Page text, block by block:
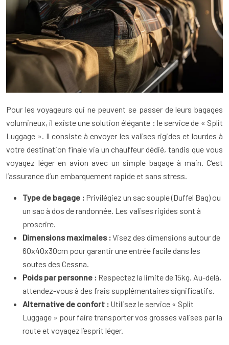
Pour les voyageurs qui ne peuvent se passer de leurs bagages
volumineux, il existe une solution élégante : le service de « Split
Luggage ». Il consiste à envoyer les valises rigides et lourdes à
votre destination finale via un chauffeur dédié, tandis que vous
voyagez léger en avion avec un simple bagage à main. C’est
l’assurance d’un embarquement rapide et sans stress.
Type de bagage : Privilégiez un sac souple (Duffel Bag) ou
un sac à dos de randonnée. Les valises rigides sont à
proscrire.
Dimensions maximales :Visez des dimensions autour de
60x40x30cm pour garantir une entrée facile dans les
soutes des Cessna.
Poids par personne : Respectez la limite de 15kg. Au-delà,
attendez-vous à des frais supplémentaires significatifs.
Alternative de confort : Utilisez le service « Split
Luggage » pour faire transporter vos grosses valises par la
route et voyagez l’esprit léger.